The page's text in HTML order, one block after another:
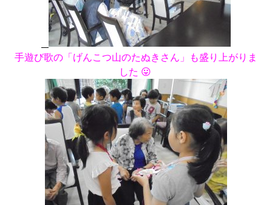
手遊び歌の「げんこつ山のたぬきさん」も盛り上がりま
した 😛